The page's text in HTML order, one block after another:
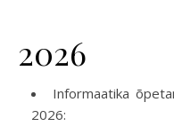
2026
Informaatika
2026: